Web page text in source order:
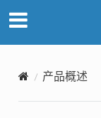
产品概述